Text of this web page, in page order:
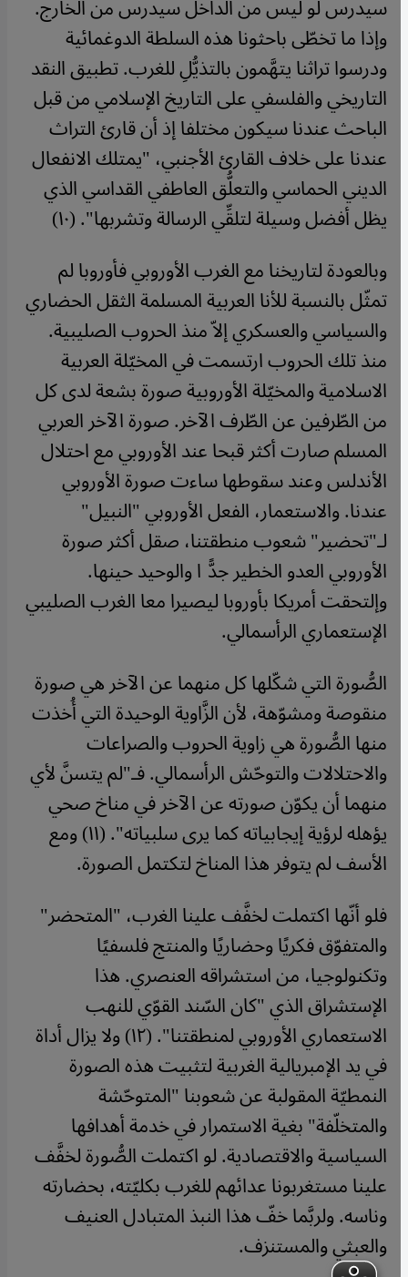
سيدرس لو ليس من الداخل سيدرس من الخارج.
وإذا ما تخطّى باحثونا هذه السلطة الدوغمائية
ودرسوا تراثنا يتهَّمون بالتذيُّلِ للغرب. تطبيق النقد
التاريخي والفلسفي على التاريخ الإسلامي من قبل
الباحث عندنا سيكون مختلفا إذ أن قارئ التراث
عندنا على خلاف القارئ الأجنبي، "يمتلك الانفعال
الديني الحماسي والتعلُّق العاطفي القداسي الذي
يظل أفضل وسيلة لتلقِّي الرسالة وتشربها". (١٠)
وبالعودة لتاريخنا مع الغرب الأوروبي فأوروبا لم
تمثّل بالنسبة للأنا العربية المسلمة الثقل الحضاري
والسياسي والعسكري إلاّ منذ الحروب الصليبية.
منذ تلك الحروب ارتسمت في المخيّلة العربية
الاسلامية والمخيّلة الأوروبية صورة بشعة لدى كل
من الطّرفين عن الطّرف الآخر. صورة الآخر العربي
المسلم صارت أكثر قبحا عند الأوروبي مع احتلال
الأندلس وعند سقوطها ساءت صورة الأوروبي
عندنا. والاستعمار، الفعل الأوروبي "النبيل"
لـ"تحضير" شعوب منطقتنا، صقل أكثر صورة
الأوروبي العدو الخطير جدًّا والوحيد حينها.
وإلتحقت أمريكا بأوروبا ليصيرا معا الغرب الصليبي
الإستعماري الرأسمالي.
الصُّورة التي شكّلها كل منهما عن الآخر هي صورة
منقوصة ومشوّهة، لأن الزَّاوية الوحيدة التي أُخذت
منها الصُّورة هي زاوية الحروب والصراعات
والاحتلالات والتوحّش الرأسمالي. فـ"لم يتسنَّ لأي
منهما أن يكوّن صورته عن الآخر في مناخ صحي
يؤهله لرؤية إيجابياته كما يرى سلبياته". (١١) ومع
الأسف لم يتوفر هذا المناخ لتكتمل الصورة.
فلو أنّها اكتملت لخفَّف علينا الغرب، "المتحضر"
والمتفوّق فكريًا وحضاريًا والمنتج فلسفيًا
وتكنولوجيا، من استشراقه العنصري. هذا
الإستشراق الذي "كان السّند القوّي للنهب
الاستعماري الأوروبي لمنطقتنا". (١٢) ولا يزال أداة
في يد الإمبريالية الغربية لتثبيت هذه الصورة
النمطيّة المقولبة عن شعوبنا "المتوحّشة
والمتخلّفة" بغية الاستمرار في خدمة أهدافها
السياسية والاقتصادية. لو اكتملت الصُّورة لخفَّف
علينا مستغربونا عدائهم للغرب بكليّته، بحضارته
وناسه. ولربَّما خفّ هذا النبذ المتبادل العنيف
والعبثي والمستنزف.